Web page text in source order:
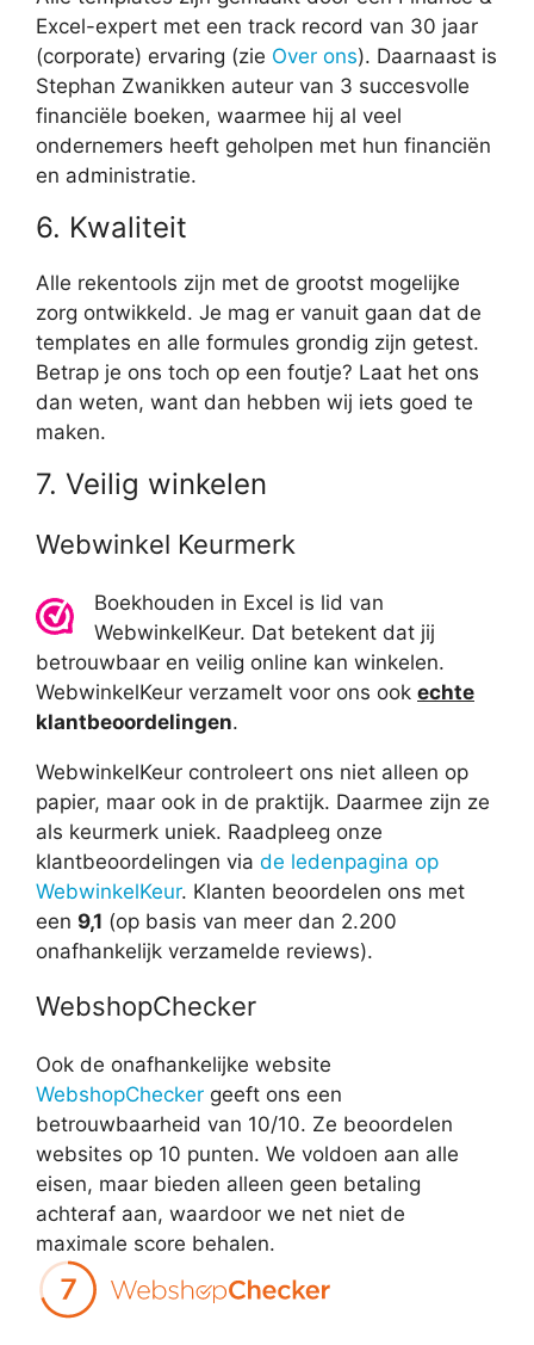
Excel-expert met een track record van 30 jaar
(corporate) ervaring (zie Over ons). Daarnaast is
Stephan Zwanikken auteur van 3 succesvolle
financiële boeken, waarmee hij al veel
ondernemers heeft geholpen met hun financiën
en administratie.
6. Kwaliteit
Alle rekentools zijn met de grootst mogelijke
zorg ontwikkeld. Je mag er vanuit gaan dat de
templates en alle formules grondig zijn getest.
Betrap je ons toch op een foutje? Laat het ons
dan weten, want dan hebben wij iets goed te
maken.
7. Veilig winkelen
Webwinkel Keurmerk
Boekhouden in Excel is lid van
WebwinkelKeur. Dat betekent dat jij
betrouwbaar en veilig online kan winkelen.
WebwinkelKeur verzamelt voor ons ook echte
klantbeoordelingen.
WebwinkelKeur controleert ons niet alleen op
papier, maar ook in de praktijk. Daarmee zijn ze
als keurmerk uniek. Raadpleeg onze
klantbeoordelingen via de ledenpagina op
WebwinkelKeur. Klanten beoordelen ons met
een 9,1 (op basis van meer dan 2.200
onafhankelijk verzamelde reviews).
WebshopChecker
Ook de onafhankelijke website
WebshopChecker geeft ons een
betrouwbaarheid van 10/10. Ze beoordelen
websites op 10 punten. We voldoen aan alle
eisen, maar bieden alleen geen betaling
achteraf aan, waardoor we net niet de
maximale score behalen.